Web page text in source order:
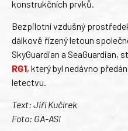
konstrukčních prvků.
Bezpilotní vzdušný
dálkově řízený letoun
SkyGuardian a SeaGuardian,
RG1, který byl nedávno
letectvu.
Text: Jiří Kučírek
Foto: GA-ASI